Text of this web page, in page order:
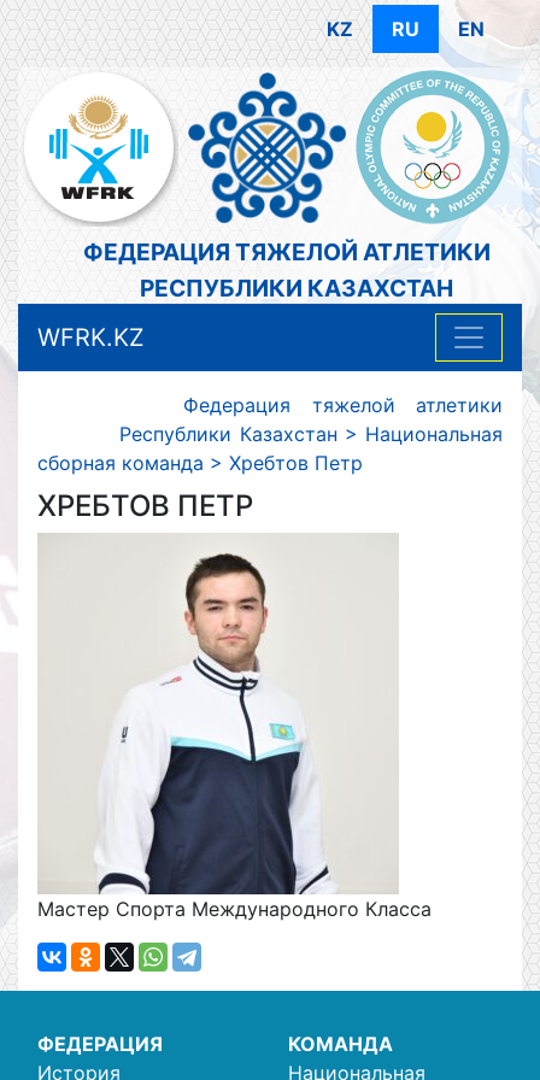
KZ RU EN
ФЕДЕРАЦИЯ ТЯЖЕЛОЙ АТЛЕТИКИ
РЕСПУБЛИКИ КАЗАХСТАН
WFRK.KZ
Федерация тяжелой атлетики
Республики Казахстан > Национальная
сборная команда > Хребтов Петр
ХРЕБТОВ ПЕТР
Мастер Спорта Международного Класса
ФЕДЕРАЦИЯ
История
КОМАНДА
Национальная